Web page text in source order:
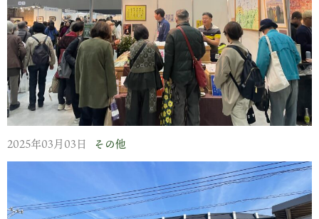
屋敷裏の田んぼを支える小川はご覧状況…
天気予報には期待できず
2025年03月03日 その他